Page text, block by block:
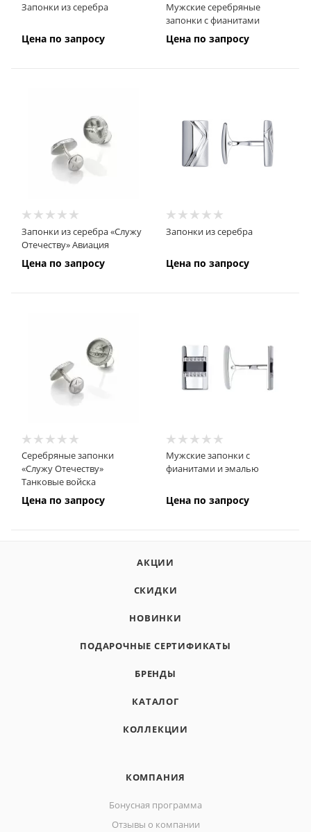
Запонки из серебра
Цена по запросу
Мужские серебряные
запонки с фианитами
Цена по запросу
Запонки из серебра «Служу
Отечеству» Авиация
Цена по запросу
Запонки из серебра
Цена по запросу
Серебряные запонки
«Служу Отечеству»
Танковые войска
Цена по запросу
Мужские запонки с
фианитами и эмалью
Цена по запросу
АКЦИИ
СКИДКИ
НОВИНКИ
ПОДАРОЧНЫЕ СЕРТИФИКАТЫ
БРЕНДЫ
КАТАЛОГ
КОЛЛЕКЦИИ
КОМПАНИЯ
Бонусная программа
Отзывы о компании